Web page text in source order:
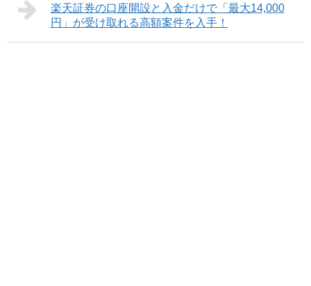
楽天証券の口座開設と入金だけで「最大14,000
円」が受け取れる高額案件を入手！